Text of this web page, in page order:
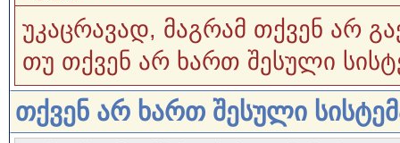
უკაცრავად, მაგრამ თქვენ არ
თუ თქვენ არ ხართ შესული
თქვენ არ ხართ შესული